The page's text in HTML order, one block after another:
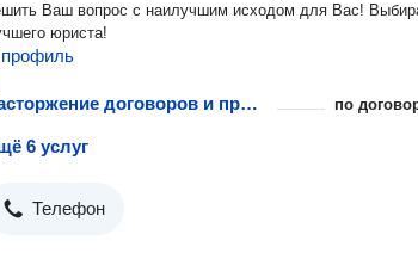
Ваш вопрос с наилучшим исходом для Вас! Выбирайте
юриста!
Расторжение договоров и признание сделок недействительными по
6 услуг
Телефон